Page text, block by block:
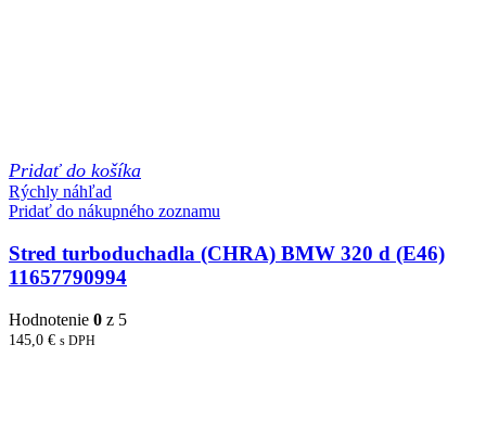
Pridať do košíka
Rýchly náhľad
Pridať do nákupného zoznamu
Stred turboduchadla (CHRA) BMW 320 d (E46)
11657790994
Hodnotenie 0 z 5
145,0 € s DPH